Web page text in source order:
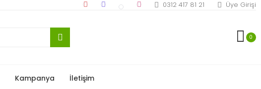
0312 417 81 21 Üye Girişi
0
Kampanya İletişim